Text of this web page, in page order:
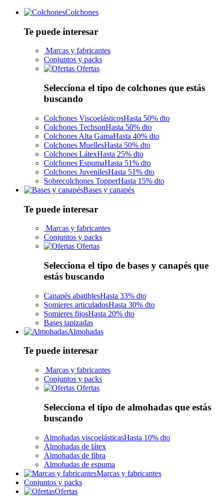
Colchones
Te puede interesar
Marcas y fabricantes
Conjuntos y packs
Ofertas
Selecciona el tipo de colchones que estás
buscando
Colchones ViscoelásticosHasta 50% dto
Colchones TechsonHasta 50% dto
Colchones Alta GamaHasta 40% dto
Colchones MuellesHasta 50% dto
Colchones LátexHasta 25% dto
Colchones EspumaHasta 51% dto
Colchones JuvenilesHasta 51% dto
Sobrecolchones TopperHasta 15% dto
Bases y canapés
Te puede interesar
Marcas y fabricantes
Conjuntos y packs
Ofertas
Selecciona el tipo de bases y canapés que
estás buscando
Canapés abatiblesHasta 33% dto
Somieres articuladosHasta 30% dto
Somieres fijosHasta 20% dto
Bases tapizadas
Almohadas
Te puede interesar
Marcas y fabricantes
Conjuntos y packs
Ofertas
Selecciona el tipo de almohadas que estás
buscando
Almohadas viscoelásticasHasta 10% dto
Almohadas de látex
Almohadas de fibra
Almohadas de espuma
Marcas y fabricantes
Conjuntos y packs
Ofertas